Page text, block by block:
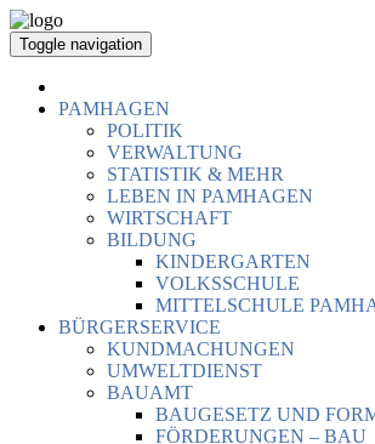
Toggle navigation
PAMHAGEN
POLITIK
VERWALTUNG
STATISTIK & MEHR
LEBEN IN PAMHAGEN
WIRTSCHAFT
BILDUNG
KINDERGARTEN
VOLKSSCHULE
MITTELSCHULE
BÜRGERSERVICE
KUNDMACHUNGEN
UMWELTDIENST
BAUAMT
BAUGESETZ UND
FÖRDERUNGEN – BAU